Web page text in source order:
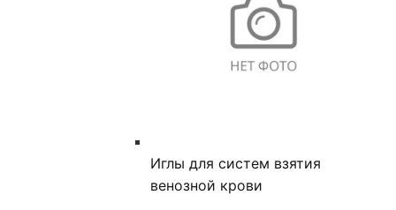
Иглы для систем взятия
венозной крови